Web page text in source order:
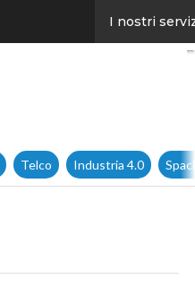
I nostri
Telco Industria 4.0